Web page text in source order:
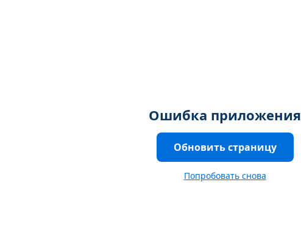
Ошибка приложения
Обновить страницу
Попробовать снова